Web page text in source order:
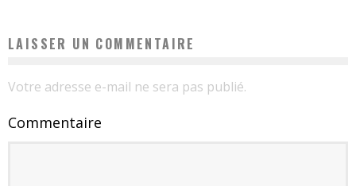
LAISSER UN COMMENTAIRE
Votre adresse e-mail ne sera pas publié.
Commentaire